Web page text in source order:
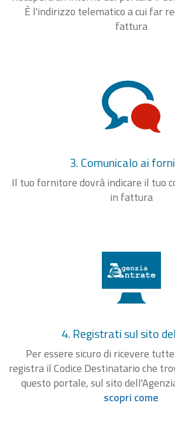
È l'indirizzo telematico a cui far
fattura
3. Comunicalo ai
Il tuo fornitore dovrà indicare il tuo
in fattura
4. Registrati sul sito
Per essere sicuro di ricevere
registra il Codice Destinatario che
questo portale, sul sito
scopri come